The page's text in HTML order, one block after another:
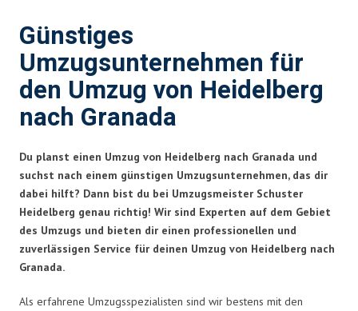
Günstiges
Umzugsunternehmen für
den Umzug von Heidelberg
nach Granada
Du planst einen Umzug von Heidelberg nach Granada und
suchst nach einem günstigen Umzugsunternehmen, das dir
dabei hilft? Dann bist du bei Umzugsmeister Schuster
Heidelberg genau richtig! Wir sind Experten auf dem Gebiet
des Umzugs und bieten dir einen professionellen und
zuverlässigen Service für deinen Umzug von Heidelberg nach
Granada.
Als erfahrene Umzugsspezialisten sind wir bestens mit den